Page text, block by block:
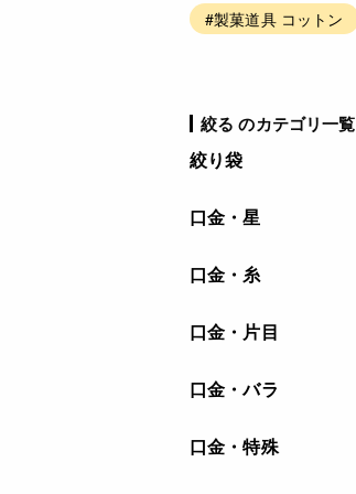
#製菓道具 コットン
絞る のカテゴリ一覧
絞り袋
口金・星
口金・糸
口金・片目
口金・バラ
口金・特殊